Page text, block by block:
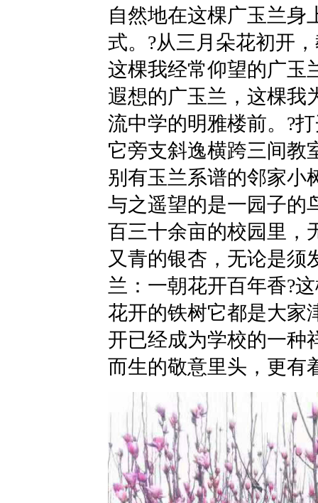
自然地在这棵广玉兰身
式。?从三月朵花初开
这棵我经常仰望的广玉
遐想的广玉兰，这棵我
流中学的明雅楼前。?
它旁支斜逸横跨三间教
别有玉兰系谱的邻家小
与之遥望的是一园子的
百三十余亩的校园里，
又青的银杏，无论是须
兰：一朝花开百年香?
花开的铁树它都是大家
开已经成为学校的一种
而生的敬意里头，更有